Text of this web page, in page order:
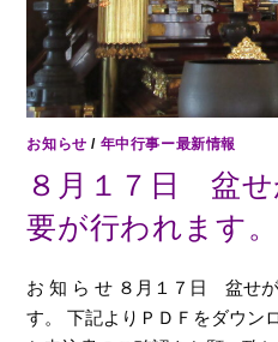
お知らせ / 年中行事ー最新情報
８月１７日 盆せ
要が行われます。
お 知 ら せ ８月１７日 盆せ
す。 下記よりＰＤＦをダウン